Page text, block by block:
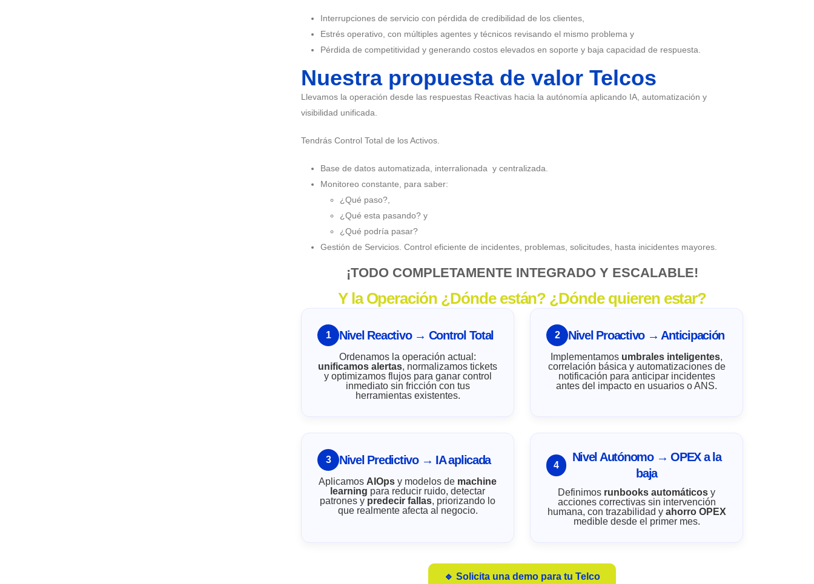
Interrupciones de servicio con pérdida de credibilidad de los clientes,
Estrés operativo, con múltiples agentes y técnicos revisando el mismo problema y
Pérdida de competitividad y generando costos elevados en soporte y baja capacidad de respuesta.
Nuestra propuesta de valor Telcos
Llevamos la operación desde las respuestas Reactivas hacia la autónomía aplicando IA, automatización y
visibilidad unificada.
Tendrás Control Total de los Activos.
Base de datos automatizada, interralionada y centralizada.
Monitoreo constante, para saber:
¿Qué paso?,
¿Qué esta pasando? y
¿Qué podría pasar?
Gestión de Servicios. Control eficiente de incidentes, problemas, solicitudes, hasta inicidentes mayores.
¡TODO COMPLETAMENTE INTEGRADO Y ESCALABLE!
Y la Operación ¿Dónde están? ¿Dónde quieren estar?
1 Nivel Reactivo → Control Total
Ordenamos la operación actual:
unificamos alertas, normalizamos tickets
y optimizamos flujos para ganar control
inmediato sin fricción con tus
herramientas existentes.
2 Nivel Proactivo → Anticipación
Implementamos umbrales inteligentes,
correlación básica y automatizaciones de
notificación para anticipar incidentes
antes del impacto en usuarios o ANS.
3 Nivel Predictivo → IA aplicada
Aplicamos AIOps y modelos de machine
learning para reducir ruido, detectar
patrones y predecir fallas, priorizando lo
que realmente afecta al negocio.
4
Nivel Autónomo → OPEX a la
baja
Definimos runbooks automáticos y
acciones correctivas sin intervención
humana, con trazabilidad y ahorro OPEX
medible desde el primer mes.
🔹 Solicita una demo para tu Telco